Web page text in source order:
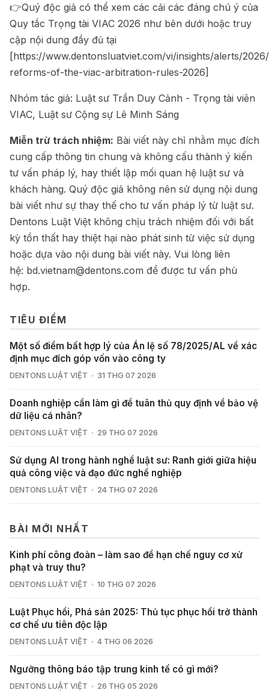
👉Quý độc giả có thể xem các cải các đáng chú ý của
Quy tắc Trọng tài VIAC 2026 như bên dưới hoặc truy
cập nội dung đầy đủ tại
[https://www.dentonsluatviet.com/vi/insights/alerts/
reforms-of-the-viac-arbitration-rules-2026]
Nhóm tác giả: Luật sư Trần Duy Cảnh - Trọng tài viên
VIAC, Luật sư Cộng sự Lê Minh Sáng
Miễn trừ trách nhiệm: Bài viết này chỉ nhằm mục đích
cung cấp thông tin chung và không cấu thành ý kiến
tư vấn pháp lý, hay thiết lập mối quan hệ luật sư và
khách hàng. Quý độc giả không nên sử dụng nội dung
bài viết như sự thay thế cho tư vấn pháp lý từ luật sư.
Dentons Luật Việt không chịu trách nhiệm đối với bất
kỳ tổn thất hay thiệt hại nào phát sinh từ việc sử dụng
hoặc dựa vào nội dung bài viết này. Vui lòng liên
hệ: bd.vietnam@dentons.com để được tư vấn phù
hợp.
TIÊU ĐIỂM
Một số điểm bất hợp lý của Án lệ số 78/2025/AL về xác
định mục đích góp vốn vào công ty
DENTONS LUẬT VIỆT 31 THG 07 2026
Doanh nghiệp cần làm gì để tuân thủ quy định về bảo vệ
dữ liệu cá nhân?
DENTONS LUẬT VIỆT 29 THG 07 2026
Sử dụng AI trong hành nghề luật sư: Ranh giới giữa hiệu
quả công việc và đạo đức nghề nghiệp
DENTONS LUẬT VIỆT 24 THG 07 2026
BÀI MỚI NHẤT
Kinh phí công đoàn – làm sao để hạn chế nguy cơ xử
phạt và truy thu?
DENTONS LUẬT VIỆT 10 THG 07 2026
Luật Phục hồi, Phá sản 2025: Thủ tục phục hồi trở thành
cơ chế ưu tiên độc lập
DENTONS LUẬT VIỆT 4 THG 06 2026
Ngưỡng thông báo tập trung kinh tế có gì mới?
DENTONS LUẬT VIỆT 26 THG 05 2026